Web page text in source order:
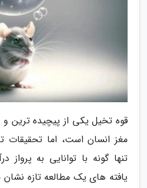
قوه تخیل یکی از پیچیده ترین
مغز انسان است، اما تحقیقات
تنها گونه با توانایی به
یافته های یک مطالعه تازه